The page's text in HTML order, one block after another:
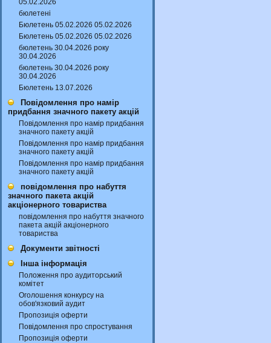
05.02.2026
бюлетені
Бюлетень 05.02.2026 05.02.2026
Бюлетень 05.02.2026 05.02.2026
бюлетень 30.04.2026 року
30.04.2026
бюлетень 30.04.2026 року
30.04.2026
Бюлетень 13.07.2026
Повідомлення про намір
придбання значного пакету акцій
Повідомлення про намір придбання
значного пакету акцій
Повідомлення про намір придбання
значного пакету акцій
Повідомлення про намір придбання
значного пакету акцій
повідомлення про набуття
значного пакета акцій
акціонерного товариства
повідомлення про набуття значного
пакета акцій акціонерного
товариства
Документи звітності
Інша інформація
Положення про аудиторський
комітет
Оголошення конкурсу на
обов'язковий аудит
Пропозиція оферти
Повідомлення про спростування
Пропозиція оферти